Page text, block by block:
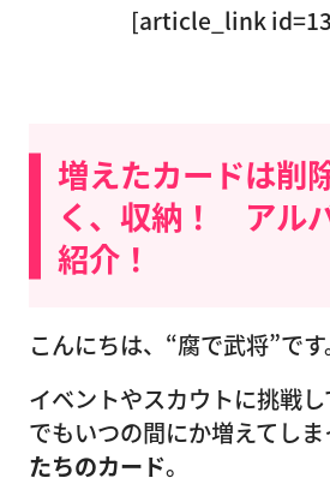
[article_link
増えたカードは削
く、収納！ アル
紹介！
こんにちは、“腐で武将”です
イベントやスカウトに挑戦
でもいつの間にか増えてしま
たちのカード。